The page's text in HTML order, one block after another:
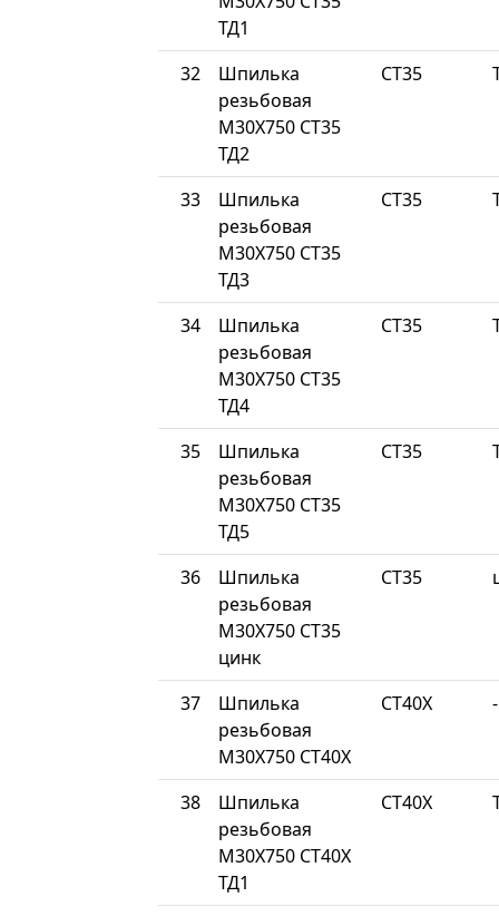
ТД1
32
Шпилька
резьбовая
М30Х750 СТ35
ТД2
СТ35
33
Шпилька
резьбовая
М30Х750 СТ35
ТД3
СТ35
34
Шпилька
резьбовая
М30Х750 СТ35
ТД4
СТ35
35
Шпилька
резьбовая
М30Х750 СТ35
ТД5
СТ35
36
Шпилька
резьбовая
М30Х750 СТ35
цинк
СТ35
37
Шпилька
резьбовая
М30Х750 СТ40Х
СТ40Х -
38
Шпилька
резьбовая
М30Х750 СТ40Х
ТД1
СТ40Х